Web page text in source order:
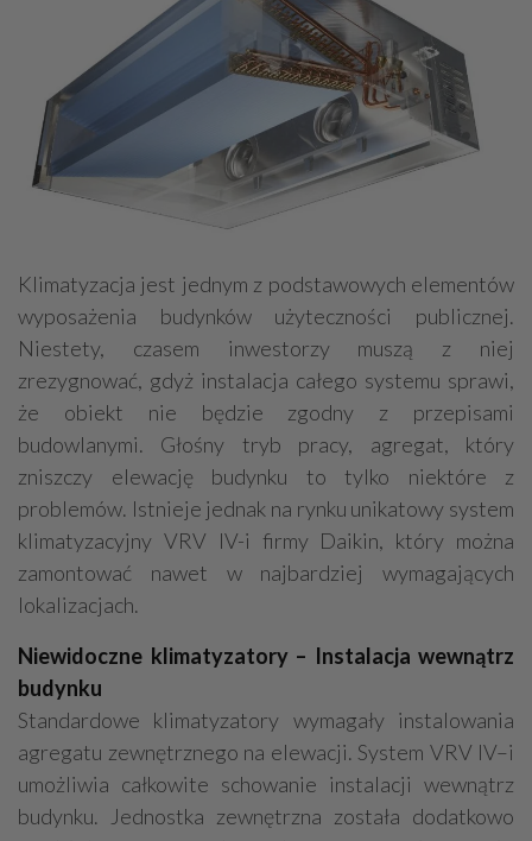
Klimatyzacja jest jednym z podstawowych elementów
wyposażenia budynków użyteczności publicznej.
Niestety, czasem inwestorzy muszą z niej
zrezygnować, gdyż instalacja całego systemu sprawi,
że obiekt nie będzie zgodny z przepisami
budowlanymi. Głośny tryb pracy, agregat, który
zniszczy elewację budynku to tylko niektóre z
problemów. Istnieje jednak na rynku unikatowy system
klimatyzacyjny VRV IV-i firmy Daikin, który można
zamontować nawet w najbardziej wymagających
lokalizacjach.
Niewidoczne klimatyzatory – Instalacja wewnątrz
budynku
Standardowe klimatyzatory wymagały instalowania
agregatu zewnętrznego na elewacji. System VRV IV–i
umożliwia całkowite schowanie instalacji wewnątrz
budynku. Jednostka zewnętrzna została dodatkowo